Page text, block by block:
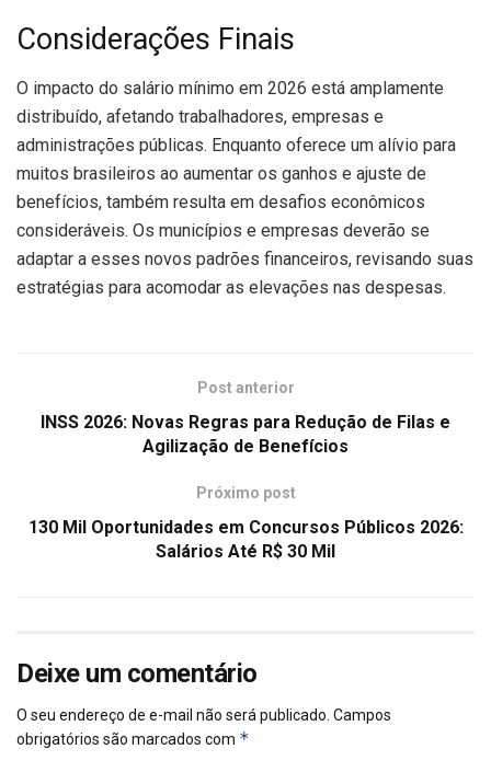
Considerações Finais
O impacto do salário mínimo em 2026 está amplamente
distribuído, afetando trabalhadores, empresas e
administrações públicas. Enquanto oferece um alívio para
muitos brasileiros ao aumentar os ganhos e ajuste de
benefícios, também resulta em desafios econômicos
consideráveis. Os municípios e empresas deverão se
adaptar a esses novos padrões financeiros, revisando suas
estratégias para acomodar as elevações nas despesas.
Post anterior
INSS 2026: Novas Regras para Redução de Filas e
Agilização de Benefícios
Próximo post
130 Mil Oportunidades em Concursos Públicos 2026:
Salários Até R$ 30 Mil
Deixe um comentário
O seu endereço de e-mail não será publicado. Campos
obrigatórios são marcados com *